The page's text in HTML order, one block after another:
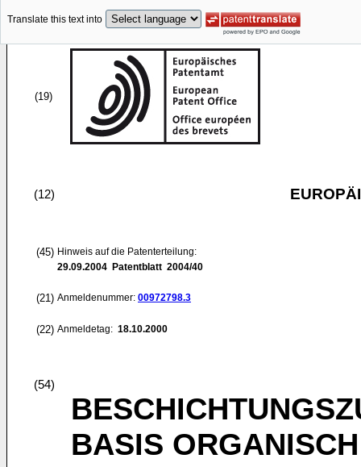
Translate this text into
(19)
(12)
(45) Hinweis auf die Patenterteilung:
29.09.2004 Patentblatt 2004/40
(21) Anmeldenummer: 00972798.3
(22) Anmeldetag: 18.10.2000
(54)
BASIS